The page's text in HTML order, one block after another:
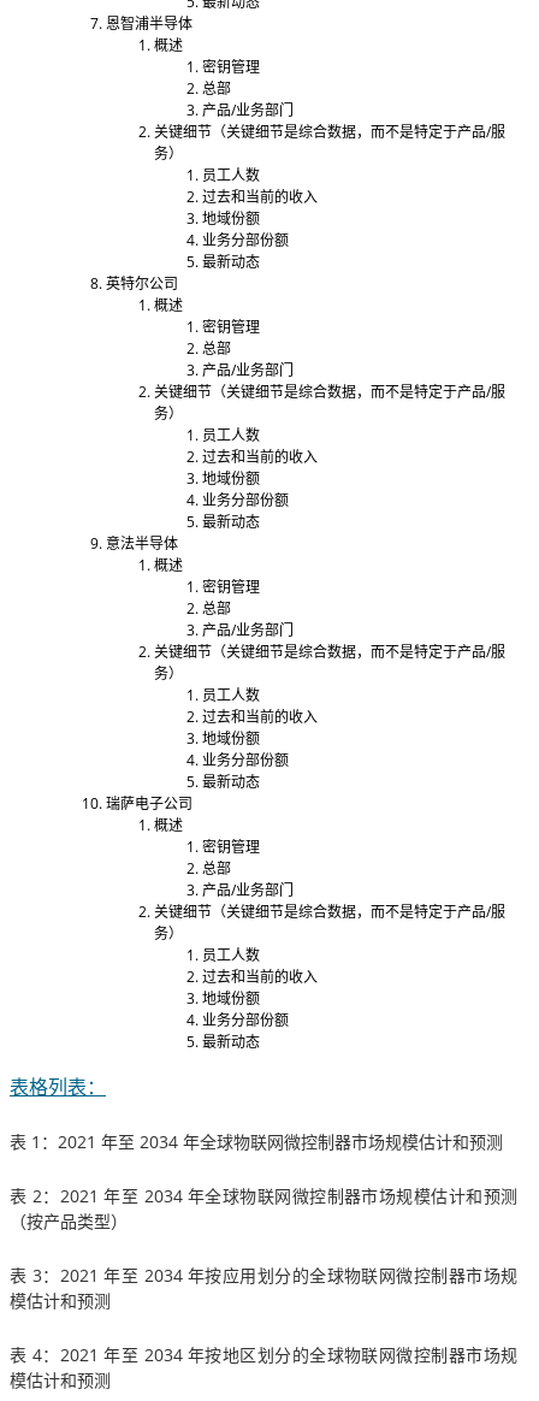
恩智浦半导体
概述
密钥管理
总部
产品/业务部门
关键细节（关键细节是综合数据，而不是特定于产品/服
务）
员工人数
过去和当前的收入
地域份额
业务分部份额
最新动态
英特尔公司
概述
密钥管理
总部
产品/业务部门
关键细节（关键细节是综合数据，而不是特定于产品/服
务）
员工人数
过去和当前的收入
地域份额
业务分部份额
最新动态
意法半导体
概述
密钥管理
总部
产品/业务部门
关键细节（关键细节是综合数据，而不是特定于产品/服
务）
员工人数
过去和当前的收入
地域份额
业务分部份额
最新动态
瑞萨电子公司
概述
密钥管理
总部
产品/业务部门
关键细节（关键细节是综合数据，而不是特定于产品/服
务）
员工人数
过去和当前的收入
地域份额
业务分部份额
最新动态
表格列表：
表 1：2021 年至 2034 年全球物联网微控制器市场规模估计和预测
表 2：2021 年至 2034 年全球物联网微控制器市场规模估计和预测
（按产品类型）
表 3：2021 年至 2034 年按应用划分的全球物联网微控制器市场规
模估计和预测
表 4：2021 年至 2034 年按地区划分的全球物联网微控制器市场规
模估计和预测